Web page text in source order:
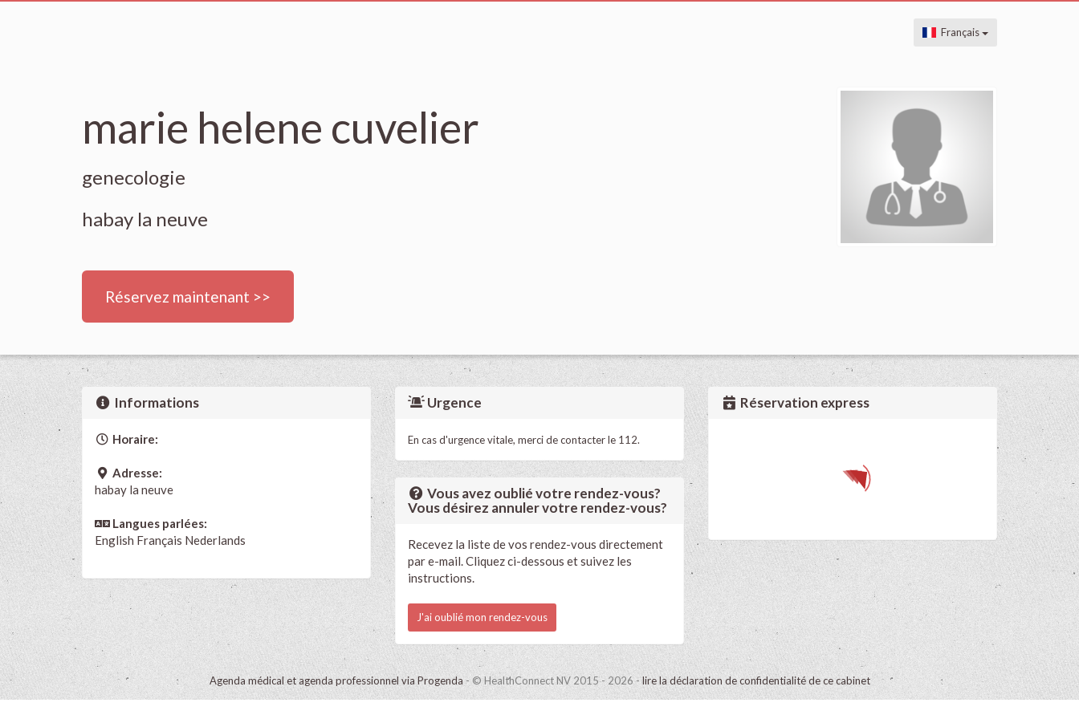
Français
marie helene cuvelier
genecologie
habay la neuve
Réservez maintenant >>
Informations
Horaire:
Adresse:
habay la neuve
Langues parlées:
English Français Nederlands
Urgence
En cas d'urgence vitale, merci de contacter le 112.
Vous avez oublié votre rendez-vous?
Vous désirez annuler votre rendez-vous?
Recevez la liste de vos rendez-vous directement
par e-mail. Cliquez ci-dessous et suivez les
instructions.
J'ai oublié mon rendez-vous
Réservation express
Agenda médical et agenda professionnel via Progenda - © HealthConnect NV 2015 - 2026 -lire la déclaration de confidentialité de ce cabinet